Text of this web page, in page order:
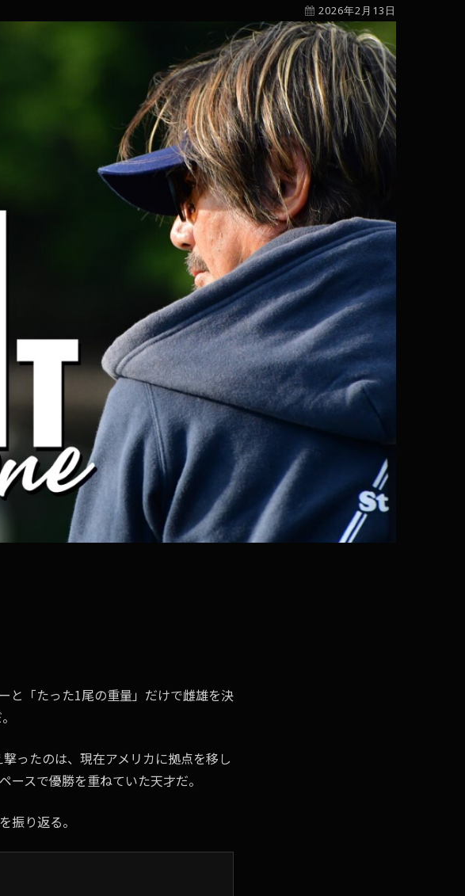
2026年2月13日
と「たった1尾の重量」だけで雌雄を決
ったのは、現在アメリカに拠点を移し
スで優勝を重ねていた天才だ。
振り返る。